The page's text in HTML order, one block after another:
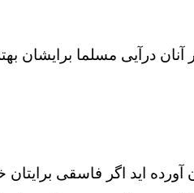
آنان درآيى مسلما برايشان
آورده‏ ايد اگر فاسقى